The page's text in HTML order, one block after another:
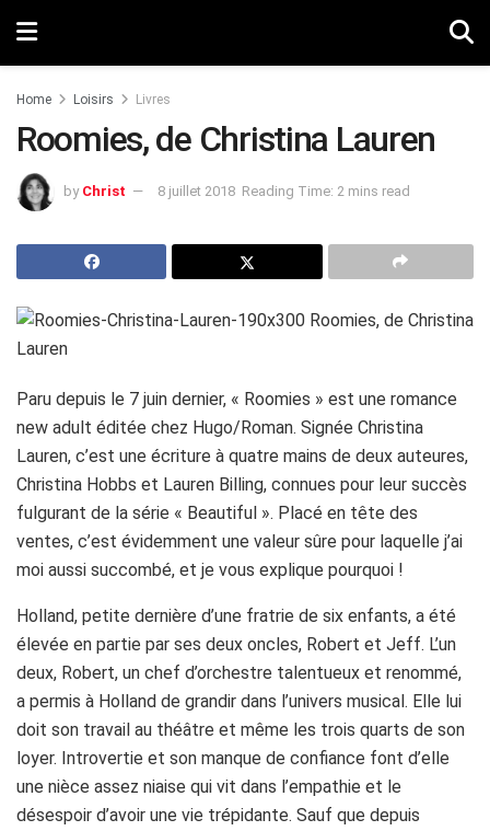
Home Loisirs Livres
Roomies, de Christina Lauren
by Christ 8 juillet 2018 Reading Time: 2 mins read
Paru depuis le 7 juin dernier, « Roomies » est une romance
new adult éditée chez Hugo/Roman. Signée Christina
Lauren, c’est une écriture à quatre mains de deux auteures,
Christina Hobbs et Lauren Billing, connues pour leur succès
fulgurant de la série « Beautiful ». Placé en tête des
ventes, c’est évidemment une valeur sûre pour laquelle j’ai
moi aussi succombé, et je vous explique pourquoi !
Holland, petite dernière d’une fratrie de six enfants, a été
élevée en partie par ses deux oncles, Robert et Jeff. L’un
deux, Robert, un chef d’orchestre talentueux et renommé,
a permis à Holland de grandir dans l’univers musical. Elle lui
doit son travail au théâtre et même les trois quarts de son
loyer. Introvertie et son manque de confiance font d’elle
une nièce assez niaise qui vit dans l’empathie et le
désespoir d’avoir une vie trépidante. Sauf que depuis